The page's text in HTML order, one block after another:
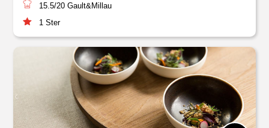
15.5/20 Gault&Millau
1 Ster